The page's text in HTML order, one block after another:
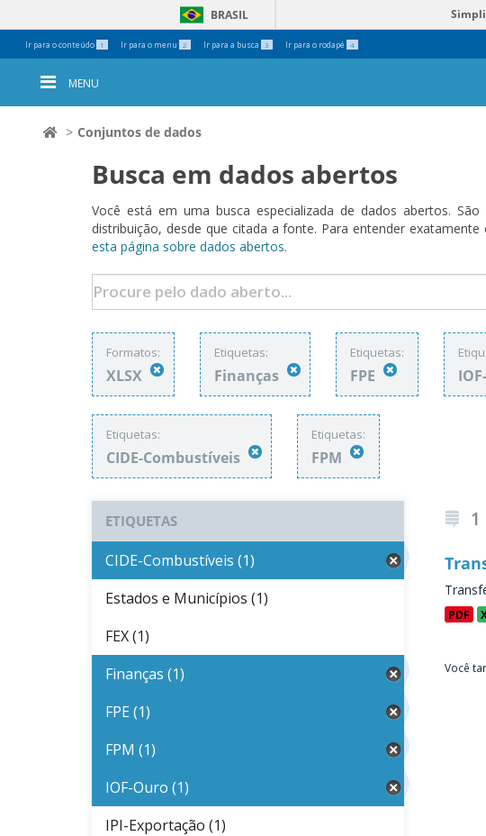
Ir para o conteúdo 1 Ir para o menu 2 Ir para a busca 3 Ir para o rodapé 4
BRASIL
Ferramentas
Pessoais
MENU
Conjuntos de dados
Busca em dados abertos
Você está em uma busca especializada de dados abertos.
distribuição, desde que citada a fonte. Para entender
esta página sobre dados abertos.
Formatos:
XLSX
Etiquetas:
Finanças
Etiquetas:
FPE
Etiquetas:
CIDE-Combustíveis
Etiquetas:
FPM
PDF
Você
ETIQUETAS
CIDE-Combustíveis (1)
Estados e Municípios (1)
FEX (1)
Finanças (1)
FPE (1)
FPM (1)
IOF-Ouro (1)
IPI-Exportação (1)